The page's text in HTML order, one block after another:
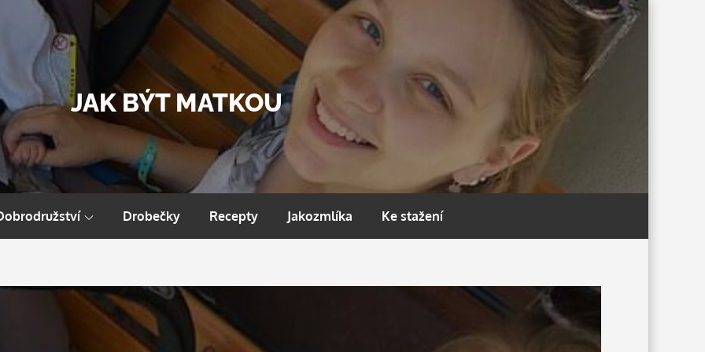
JAK BÝT MATKOU
Drobečky Recepty Jakozmlíka Ke stažení